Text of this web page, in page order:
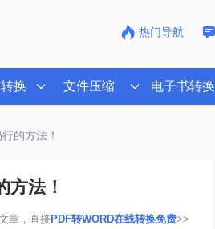
热门导航
换 文件压缩 电子书转换
的方法！
法！
章，直接PDF转WORD在线转换免费>>